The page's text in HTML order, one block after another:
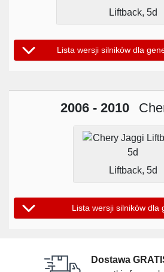
Liftback, 5d
Lista wersji silników dla
2006 - 2010
Liftback, 5d
Lista wersji silników dla
Dostawa